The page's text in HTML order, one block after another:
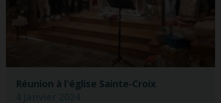
Réunion à l'église Sainte-Croix